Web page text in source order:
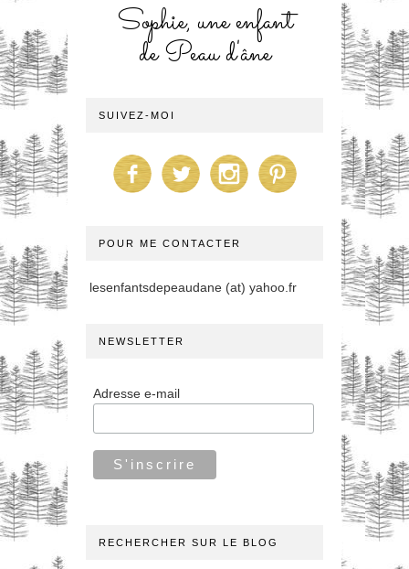
Sophie, une enfant
de Peau d'âne
SUIVEZ-MOI
POUR ME CONTACTER
lesenfantsdepeaudane (at) yahoo.fr
NEWSLETTER
Adresse e-mail
RECHERCHER SUR LE BLOG